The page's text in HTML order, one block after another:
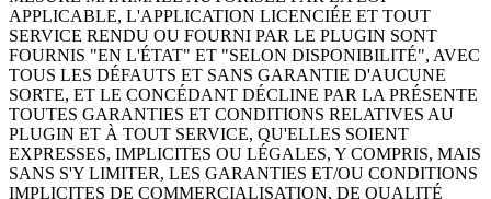
APPLICABLE, L'APPLICATION LICENCIÉE ET TOUT
SERVICE RENDU OU FOURNI PAR LE PLUGIN SONT
FOURNIS "EN L'ÉTAT" ET "SELON DISPONIBILITÉ", AVEC
TOUS LES DÉFAUTS ET SANS GARANTIE D'AUCUNE
SORTE, ET LE CONCÉDANT DÉCLINE PAR LA PRÉSENTE
TOUTES GARANTIES ET CONDITIONS RELATIVES AU
PLUGIN ET À TOUT SERVICE, QU'ELLES SOIENT
EXPRESSES, IMPLICITES OU LÉGALES, Y COMPRIS, MAIS
SANS S'Y LIMITER, LES GARANTIES ET/OU CONDITIONS
IMPLICITES DE COMMERCIALISATION, DE QUALITÉ